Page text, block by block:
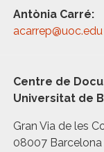
Antònia Carré:
acarrep@uoc.edu
Centre de
Universitat de
Gran Via de les
08007 Barcelona